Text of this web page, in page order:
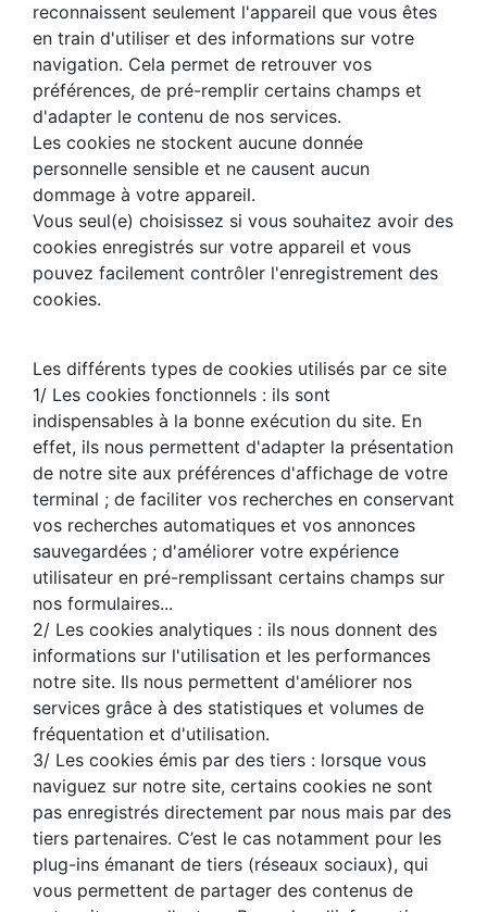
reconnaissent seulement l'appareil que vous êtes
en train d'utiliser et des informations sur votre
navigation. Cela permet de retrouver vos
préférences, de pré-remplir certains champs et
d'adapter le contenu de nos services.
Les cookies ne stockent aucune donnée
personnelle sensible et ne causent aucun
dommage à votre appareil.
Vous seul(e) choisissez si vous souhaitez avoir des
cookies enregistrés sur votre appareil et vous
pouvez facilement contrôler l'enregistrement des
cookies.
Les différents types de cookies utilisés par ce site
1/ Les cookies fonctionnels : ils sont
indispensables à la bonne exécution du site. En
effet, ils nous permettent d'adapter la présentation
de notre site aux préférences d'affichage de votre
terminal ; de faciliter vos recherches en conservant
vos recherches automatiques et vos annonces
sauvegardées ; d'améliorer votre expérience
utilisateur en pré-remplissant certains champs sur
nos formulaires...
2/ Les cookies analytiques : ils nous donnent des
informations sur l'utilisation et les performances
notre site. Ils nous permettent d'améliorer nos
services grâce à des statistiques et volumes de
fréquentation et d'utilisation.
3/ Les cookies émis par des tiers : lorsque vous
naviguez sur notre site, certains cookies ne sont
pas enregistrés directement par nous mais par des
tiers partenaires. C’est le cas notamment pour les
plug-ins émanant de tiers (réseaux sociaux), qui
vous permettent de partager des contenus de